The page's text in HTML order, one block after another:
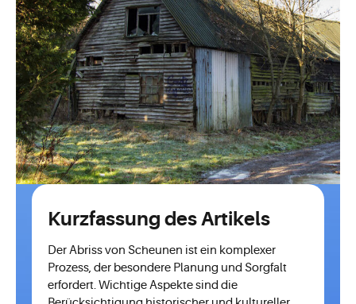
Kurzfassung des Artikels
Der Abriss von Scheunen ist ein komplexer
Prozess, der besondere Planung und Sorgfalt
erfordert. Wichtige Aspekte sind die